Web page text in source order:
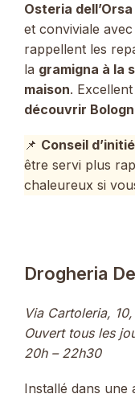
Osteria dell’Orsa
et conviviale
rappellent les
la gramigna à la
maison.
découvrir
📌 Conseil
être servi plus
chaleureux si
Drogheria
Via Cartoleria,
Ouvert tous les
20h – 22h30
Installé dans une